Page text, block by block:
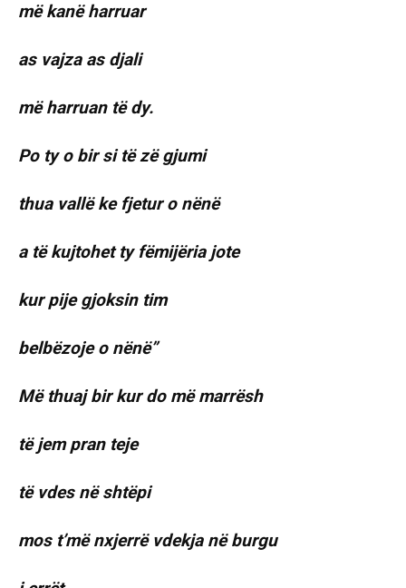
më kanë harruar
as vajza as djali
më harruan të dy.
Po ty o bir si të zë gjumi
thua vallë ke fjetur o nënë
a të kujtohet ty fëmijëria jote
kur pije gjoksin tim
belbëzoje o nënë”
Më thuaj bir kur do më marrësh
të jem pran teje
të vdes në shtëpi
mos t’më nxjerrë vdekja në burgu